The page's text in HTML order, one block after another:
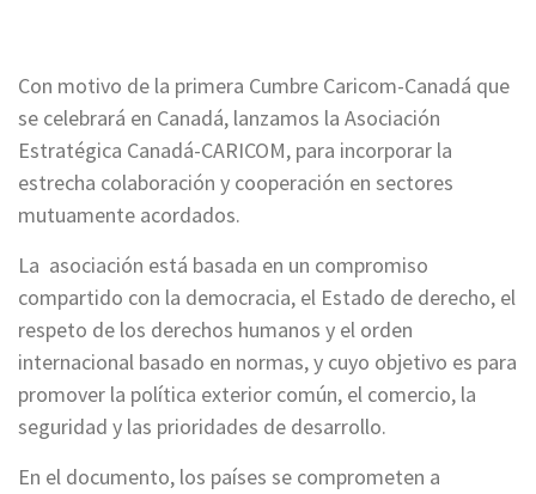
Con motivo de la primera Cumbre Caricom-Canadá que
se celebrará en Canadá, lanzamos la Asociación
Estratégica Canadá-CARICOM, para incorporar la
estrecha colaboración y cooperación en sectores
mutuamente acordados.
La asociación está basada en un compromiso
compartido con la democracia, el Estado de derecho, el
respeto de los derechos humanos y el orden
internacional basado en normas, y cuyo objetivo es para
promover la política exterior común, el comercio, la
seguridad y las prioridades de desarrollo.
En el documento, los países se comprometen a